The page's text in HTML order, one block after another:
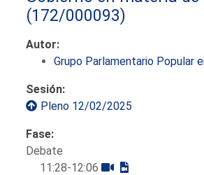
(172/000093)
Autor:
Grupo Parlamentario Popular
Sesión:
Pleno 12/02/2025
Fase:
Debate
11:28-12:06